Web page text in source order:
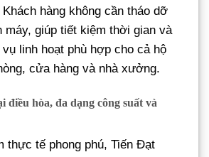
hàng không cần tháo dỡ
máy, giúp tiết kiệm thời gian và
linh hoạt phù hợp cho cả hộ
cửa hàng và nhà xưởng.
điều hòa, đa dạng công suất và
thực tế phong phú, Tiến Đạt